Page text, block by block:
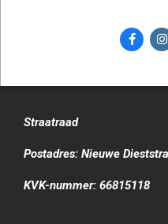
Straatraad
Postadres: Nieuwe
KVK-nummer: 66815118